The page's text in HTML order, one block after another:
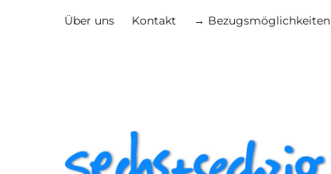
Über uns Kontakt → Bezugsmöglichkeiten